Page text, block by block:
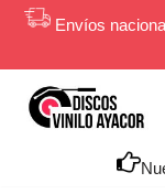
contenido
Envíos